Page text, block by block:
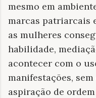
mesmo em
marcas patriarcais
as mulheres
habilidade,
acontecer com o
manifestações,
aspiração de